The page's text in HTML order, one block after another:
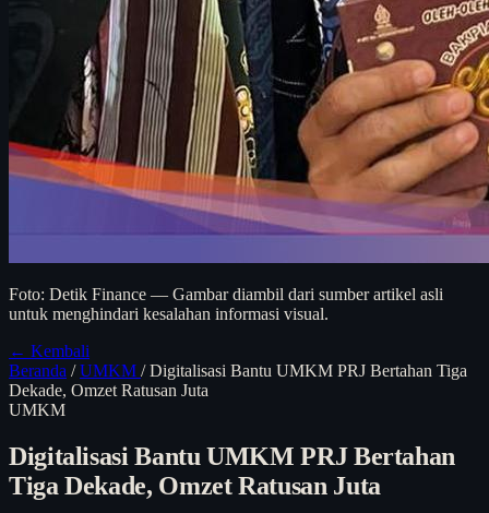
Foto: Detik Finance — Gambar diambil dari sumber artikel asli
untuk menghindari kesalahan informasi visual.
← Kembali
Beranda / UMKM / Digitalisasi Bantu UMKM PRJ Bertahan Tiga
Dekade, Omzet Ratusan Juta
UMKM
Digitalisasi Bantu UMKM PRJ Bertahan
Tiga Dekade, Omzet Ratusan Juta